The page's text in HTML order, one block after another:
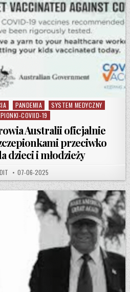
PANDEMIA
SYSTEM MEDYCZNY
COVIID-19
Australii oficjalnie
przeciwko
dzieci i młodzieży
PUBLISHED DATE:
07-06-2025